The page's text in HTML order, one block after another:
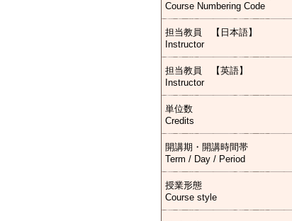
Course Numbering Code
担当教員 【日本語】
Instructor
担当教員 【英語】
Instructor
単位数
Credits
開講期・開講時間帯
Term / Day / Period
授業形態
Course style